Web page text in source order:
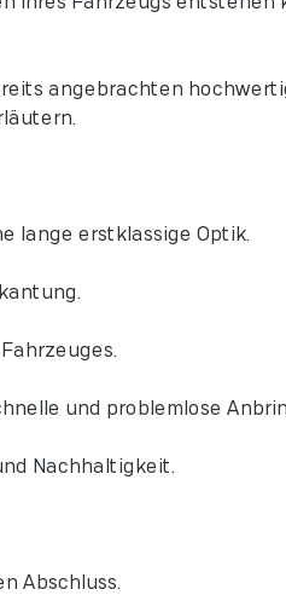
angebrachten
lange erstklassige Optik.
und problemlose
Nachhaltigkeit.
Abschluss.